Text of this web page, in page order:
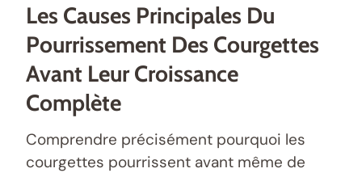
Les Causes Principales Du
Pourrissement Des Courgettes
Avant Leur Croissance
Complète
Comprendre précisément pourquoi les
courgettes pourrissent avant même de